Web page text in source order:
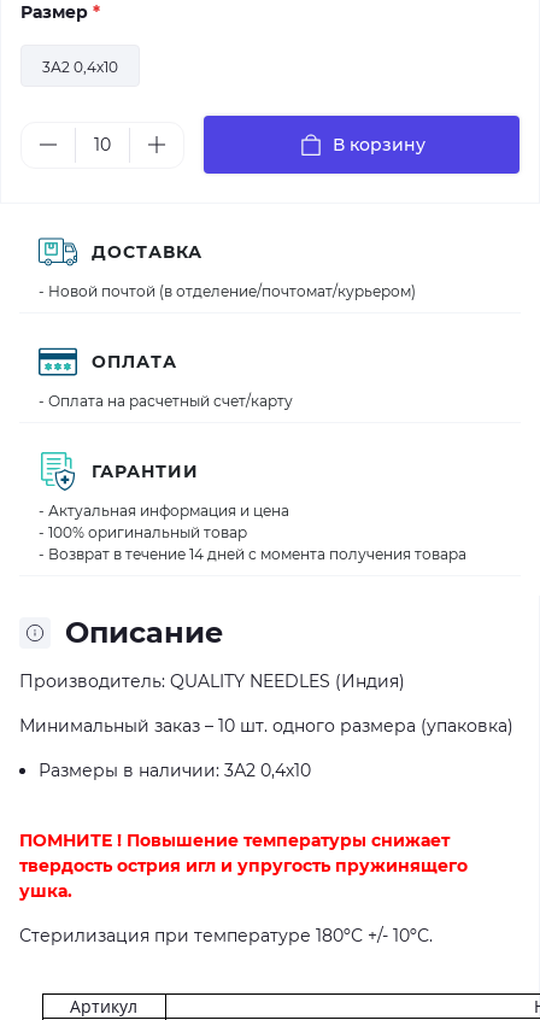
Размер *
3А2 0,4х10
В корзину
Описание
Производитель: QUALITY NEEDLES (Индия)
Минимальный заказ – 10 шт. одного размера (упаковка)
Размеры в наличии: 3А2 0,4х10
ПОМНИТЕ ! Повышение температуры снижает
твердость острия игл и упругость пружинящего
ушка.
Стерилизация при температуре 180ºС +/- 10ºС.
Артикул
ДОСТАВКА
- Новой почтой (в отделение/почтомат/курьером)
ОПЛАТА
- Оплата на расчетный счет/карту
ГАРАНТИИ
- Актуальная информация и цена
- 100% оригинальный товар
- Возврат в течение 14 дней с момента получения товара